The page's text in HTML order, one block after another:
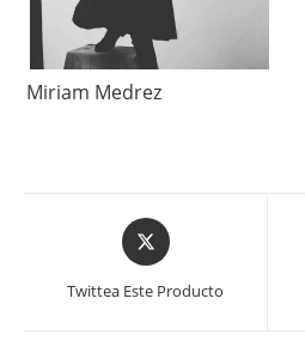
Miriam Medrez
Se
abre
una
Twittea Este Producto